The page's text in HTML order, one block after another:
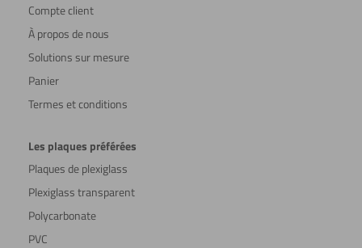
Compte client
À propos de nous
Solutions sur mesure
Panier
Termes et conditions
Les plaques préférées
Plaques de plexiglass
Plexiglass transparent
Polycarbonate
PVC